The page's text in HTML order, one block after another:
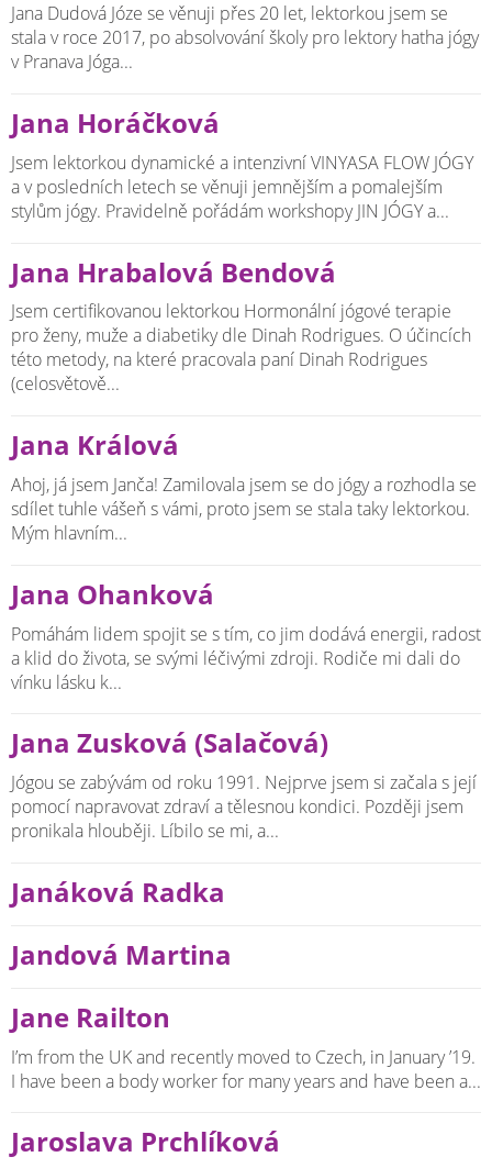
Jana Dudová Józe se věnuji přes 20 let, lektorkou jsem se
stala v roce 2017, po absolvování školy pro lektory hatha jógy
v Pranava Jóga...
Jana Horáčková
Jsem lektorkou dynamické a intenzivní VINYASA FLOW JÓGY
a v posledních letech se věnuji jemnějším a pomalejším
stylům jógy. Pravidelně pořádám workshopy JIN JÓGY a...
Jana Hrabalová Bendová
Jsem certifikovanou lektorkou Hormonální jógové terapie
pro ženy, muže a diabetiky dle Dinah Rodrigues. O účincích
této metody, na které pracovala paní Dinah Rodrigues
(celosvětově...
Jana Králová
Ahoj, já jsem Janča! Zamilovala jsem se do jógy a rozhodla se
sdílet tuhle vášeň s vámi, proto jsem se stala taky lektorkou.
Mým hlavním...
Jana Ohanková
Pomáhám lidem spojit se s tím, co jim dodává energii, radost
a klid do života, se svými léčivými zdroji. Rodiče mi dali do
vínku lásku k...
Jana Zusková (Salačová)
Jógou se zabývám od roku 1991. Nejprve jsem si začala s její
pomocí napravovat zdraví a tělesnou kondici. Později jsem
pronikala hlouběji. Líbilo se mi, a...
Janáková Radka
Jandová Martina
Jane Railton
I’m from the UK and recently moved to Czech, in January ’19.
I have been a body worker for many years and have been a...
Jaroslava Prchlíková